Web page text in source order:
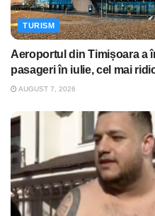
TURISM
Aeroportul din Timișoara a
pasageri în iulie, cel mai
AUGUST 7, 2026